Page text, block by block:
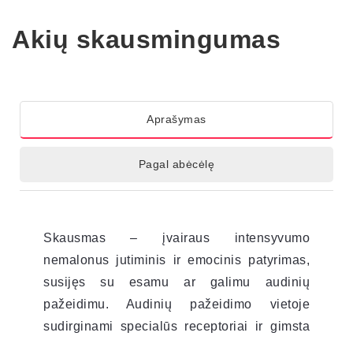
Akių skausmingumas
Aprašymas
Pagal abėcėlę
Skausmas – įvairaus intensyvumo
nemalonus jutiminis ir emocinis patyrimas,
susijęs su esamu ar galimu audinių
pažeidimu. Audinių pažeidimo vietoje
sudirginami specialūs receptoriai ir gimsta